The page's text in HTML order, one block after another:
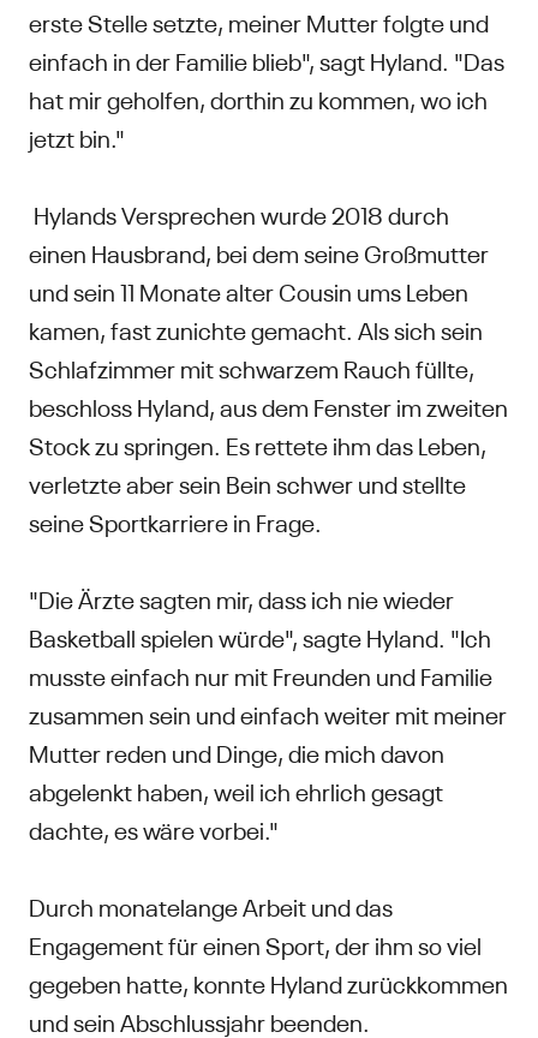
erste Stelle setzte, meiner Mutter folgte und
einfach in der Familie blieb", sagt Hyland. "Das
hat mir geholfen, dorthin zu kommen, wo ich
jetzt bin."
Hylands Versprechen wurde 2018 durch
einen Hausbrand, bei dem seine Großmutter
und sein 11 Monate alter Cousin ums Leben
kamen, fast zunichte gemacht. Als sich sein
Schlafzimmer mit schwarzem Rauch füllte,
beschloss Hyland, aus dem Fenster im zweiten
Stock zu springen. Es rettete ihm das Leben,
verletzte aber sein Bein schwer und stellte
seine Sportkarriere in Frage.
"Die Ärzte sagten mir, dass ich nie wieder
Basketball spielen würde", sagte Hyland. "Ich
musste einfach nur mit Freunden und Familie
zusammen sein und einfach weiter mit meiner
Mutter reden und Dinge, die mich davon
abgelenkt haben, weil ich ehrlich gesagt
dachte, es wäre vorbei."
Durch monatelange Arbeit und das
Engagement für einen Sport, der ihm so viel
gegeben hatte, konnte Hyland zurückkommen
und sein Abschlussjahr beenden.